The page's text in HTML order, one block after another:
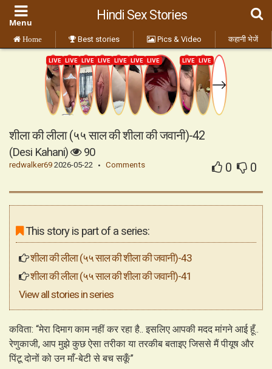
Hindi Sex Stories
Home Best stories Pics & Video कहानी भेजें
शीला की लीला (५५ साल की शीला की जवानी)-42
(Desi Kahani) 90
redwalker69 2026-05-22 Comments 0
0
This story is part of a series:
शीला की लीला (५५ साल की शीला की जवानी)-43
शीला की लीला (५५ साल की शीला की जवानी)-41
View all stories in series
कविता: “मेरा दिमाग काम नहीं कर रहा है.. इसलिए आपकी मदद मांगने आई हूँ..
रेणुकाजी, आप मुझे कुछ ऐसा तरीका या तरकीब बताइए जिससे मैं पीयूष और
पिंटू दोनों को उन माँ-बेटी से बच सकूँ”